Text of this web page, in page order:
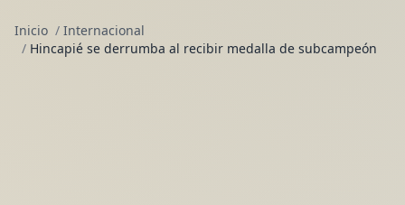
Inicio / Internacional
/ Hincapié se derrumba al recibir medalla de subcampeón